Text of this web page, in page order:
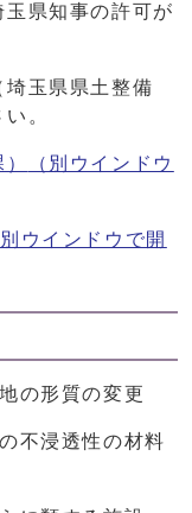
県知事の許可が
玉県県土整備
。
（別ウインドウ
別ウインドウで開
の形質の変更
不浸透性の材料